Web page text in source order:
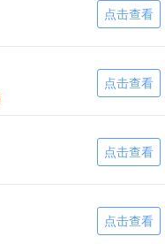
点击查看
点击查看
点击查看
点击查看